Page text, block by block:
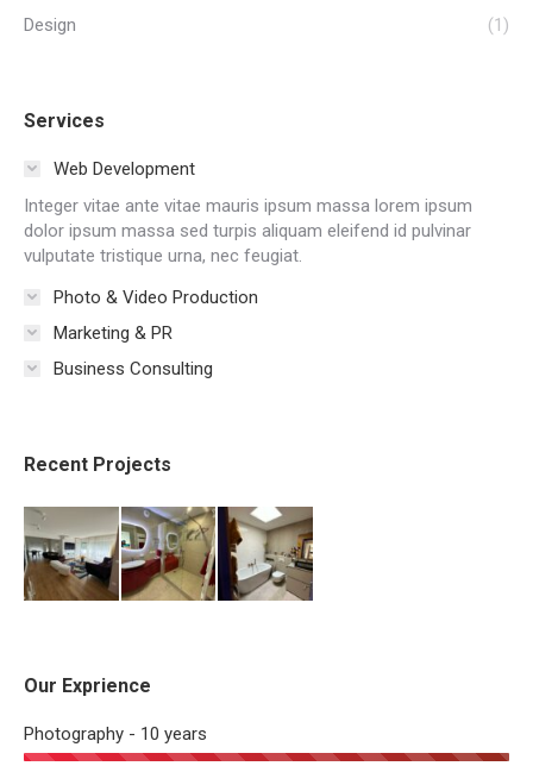
Design (1)
Services
Web Development
Integer vitae ante vitae mauris ipsum massa lorem ipsum
dolor ipsum massa sed turpis aliquam eleifend id pulvinar
vulputate tristique urna, nec feugiat.
Photo & Video Production
Marketing & PR
Business Consulting
Recent Projects
Our Exprience
Photography - 10 years